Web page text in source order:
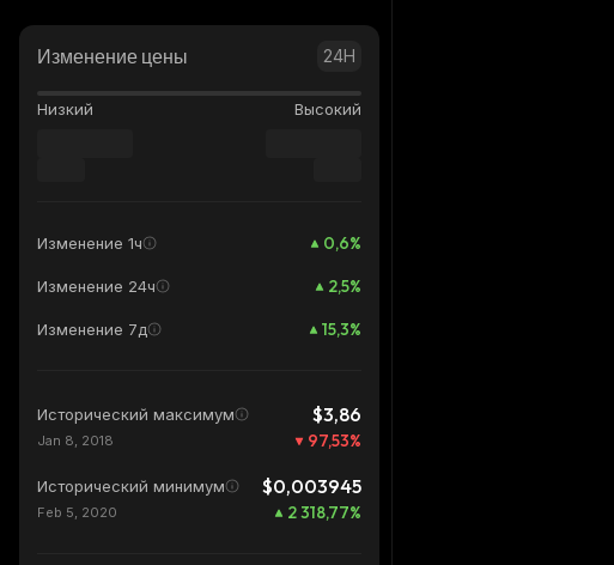
Изменение цены 24H
Низкий Высокий
Изменение 1ч 0,6%
Изменение 24ч 2,5%
Изменение 7д 15,3%
Исторический максимум $3,86
Jan 8, 2018 97,53%
Исторический минимум $0,003945
Feb 5, 2020 2 318,77%